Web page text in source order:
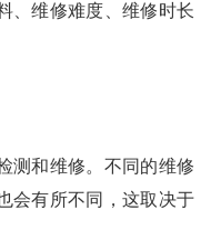
、维修难度、维修时长
测和维修。不同的维修
会有所不同，这取决于